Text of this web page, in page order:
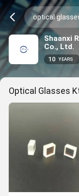
Shaanxi
Co., Ltd.
10 YEARS
Optical Glasses